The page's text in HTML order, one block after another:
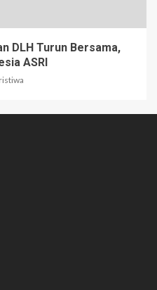
DLH Turun Bersama,
ASRI